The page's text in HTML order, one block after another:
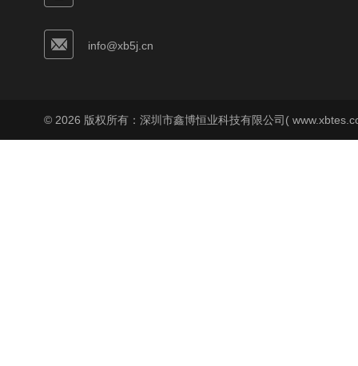
info@xb5j.cn
© 2026 版权所有：深圳市鑫博恒业科技有限公司(